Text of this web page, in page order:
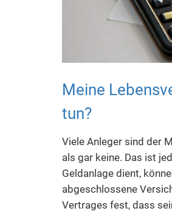
Meine
tun?
Viele Anleger sind der
als gar keine. Das ist
Geldanlage dient,
abgeschlossene
Vertrages fest, dass